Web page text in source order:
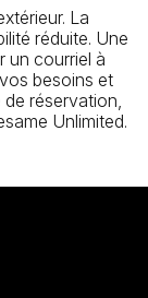
La
réduite. Une
un courriel à
besoins et
réservation,
Unlimited.